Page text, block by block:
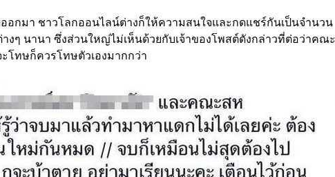
ออกมา ชาวโลกออนไลน์ต่างก็ให้ความสนใจและกดแชร์กันเป็นจำนวน
งๆ นานา ซึ่งส่วนใหญ่ไม่เห็นด้วยกับเจ้าของโพสต์ดังกล่าวที่ต่อว่าคณะ
โทษก็ควรโทษตัวเองมากกว่า